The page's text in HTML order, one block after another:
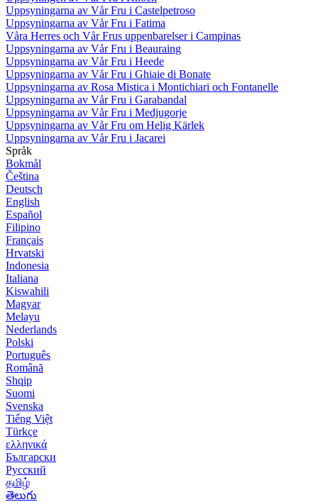
Uppsyningarna av Vår Fru i Castelpetroso
Uppsyningarna av Vår Fru i Fatima
Våra Herres och Vår Frus uppenbarelser i Campinas
Uppsyningarna av Vår Fru i Beauraing
Uppsyningarna av Vår Fru i Heede
Uppsyningarna av Vår Fru i Ghiaie di Bonate
Uppsyningarna av Rosa Mistica i Montichiari och Fontanelle
Uppsyningarna av Vår Fru i Garabandal
Uppsyningarna av Vår Fru i Medjugorje
Uppsyningarna av Vår Fru om Helig Kärlek
Uppsyningarna av Vår Fru i Jacarei
Språk
Bokmål
Čeština
Deutsch
English
Español
Filipino
Français
Hrvatski
Indonesia
Italiana
Kiswahili
Magyar
Melayu
Nederlands
Polski
Português
Română
Shqip
Suomi
Svenska
Tiếng Việt
Türkçe
ελληνικά
Български
Русский
தமிழ்
తెలుగు